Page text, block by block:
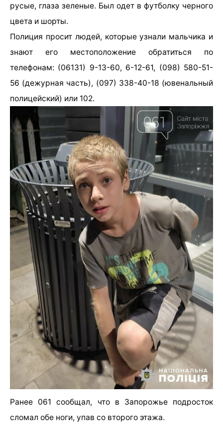
русые, глаза зеленые. Был одет в футболку черного
цвета и шорты.
Полиция просит людей, которые узнали мальчика и
знают его местоположение обратиться по
телефонам: (06131) 9-13-60, 6-12-61, (098) 580-51-
56 (дежурная часть), (097) 338-40-18 (ювенальный
полицейский) или 102.
Ранее 061 сообщал, что в Запорожье подросток
сломал обе ноги, упав со второго этажа.